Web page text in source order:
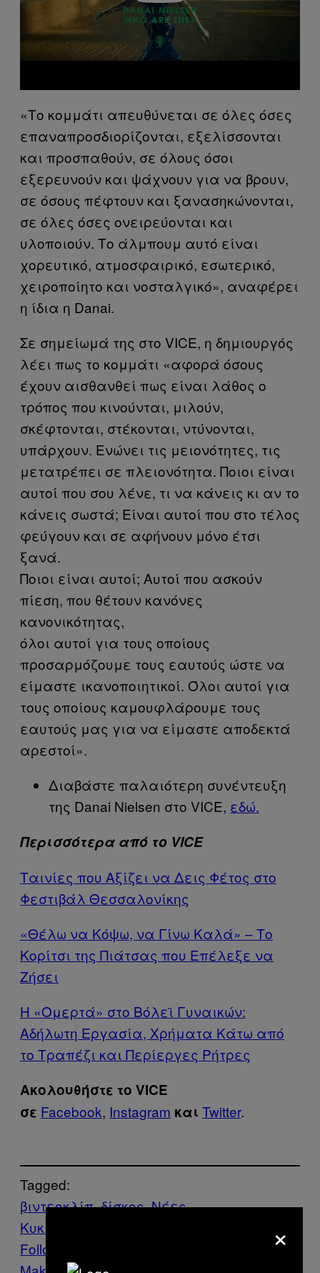
«Το κομμάτι απευθύνεται σε όλες όσες
επαναπροσδιορίζονται, εξελίσσονται
και προσπαθούν, σε όλους όσοι
εξερευνούν και ψάχνουν για να βρουν,
σε όσους πέφτουν και ξανασηκώνονται,
σε όλες όσες ονειρεύονται και
υλοποιούν. Το άλμπουμ αυτό είναι
χορευτικό, ατμοσφαιρικό, εσωτερικό,
χειροποίητο και νοσταλγικό», αναφέρει
η ίδια η Danai.
Σε σημείωμά της στο VICE, η δημιουργός
λέει πως το κομμάτι «αφορά όσους
έχουν αισθανθεί πως είναι λάθος ο
τρόπος που κινούνται, μιλούν,
σκέφτονται, στέκονται, ντύνονται,
υπάρχουν. Ενώνει τις μειονότητες, τις
μετατρέπει σε πλειονότητα. Ποιοι είναι
αυτοί που σου λένε, τι να κάνεις κι αν το
κάνεις σωστά; Είναι αυτοί που στο τέλος
φεύγουν και σε αφήνουν μόνο έτσι
ξανά.
Ποιοι είναι αυτοί; Αυτοί που ασκούν
πίεση, που θέτουν κανόνες
κανονικότητας,
όλοι αυτοί για τους οποίους
προσαρμόζουμε τους εαυτούς ώστε να
είμαστε ικανοποιητικοί. Όλοι αυτοί για
τους οποίους καμουφλάρουμε τους
εαυτούς μας για να είμαστε αποδεκτά
αρεστοί».
Διαβάστε παλαιότερη συνέντευξη
της Danai Nielsen στο VICE, εδώ.
Περισσότερα από το VICE
Ταινίες που Αξίζει να Δεις Φέτος στο
Φεστιβάλ Θεσσαλονίκης
«Θέλω να Κόψω, να Γίνω Καλά» – Το
Κορίτσι της Πιάτσας που Επέλεξε να
Ζήσει
Η «Ομερτά» στο Βόλεϊ Γυναικών:
Αδήλωτη Εργασία, Χρήματα Κάτω από
το Τραπέζι και Περίεργες Ρήτρες
Ακολουθήστε το VICE
σε Facebook, Instagram και Twitter.
Tagged:
βιντεοκλίπ δίσκος Νέες
Κυκλοφορίες
Follow Us On Discover
×